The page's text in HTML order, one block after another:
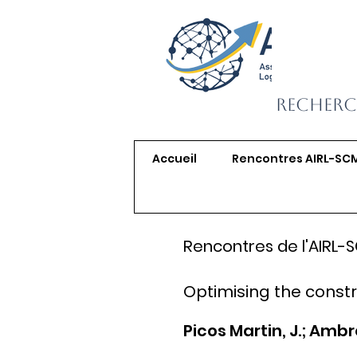
Accueil Rencontres AIRL-
Rencontres de l'AIRL-
Optimising the
Picos Martin, J.;